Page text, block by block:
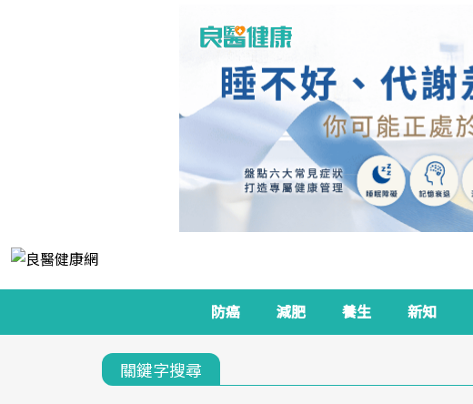
防癌 減肥 養生 新知
關鍵字搜尋